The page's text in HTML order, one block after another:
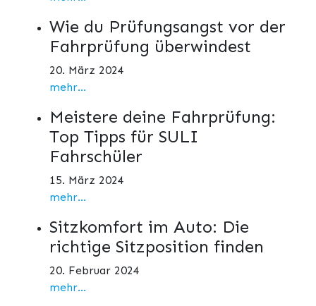
Wie du Prüfungsangst vor der
Fahrprüfung überwindest
20. März 2024
mehr...
Meistere deine Fahrprüfung:
Top Tipps für SULI
Fahrschüler
15. März 2024
mehr...
Sitzkomfort im Auto: Die
richtige Sitzposition finden
20. Februar 2024
mehr...